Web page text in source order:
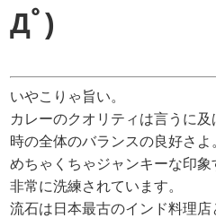
Дﾟ)
いやこりゃ旨い。
カレーのクオリティは言うに
時の全体のバランスの良好さよ
めちゃくちゃジャンキーな印
非常に洗練されています。
流石は日本最古のインド料理店